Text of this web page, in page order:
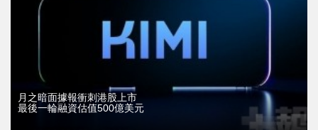
月之暗面據報衝刺港股上市
最後一輪融資估值500億美元